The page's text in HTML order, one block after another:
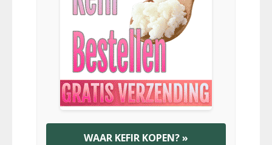
WAAR KEFIR KOPEN? »